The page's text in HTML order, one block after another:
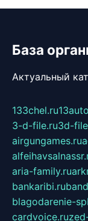
База
Актуальный
133chel.ru
3-d-file.ru3d-
airgungames.ru
aria-family.ru
bankaribi.ru
blagodarenie-
cardvoice.ru